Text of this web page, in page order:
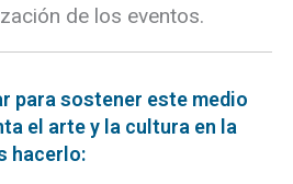
de los eventos.
para sostener este medio
el arte y la cultura en la
hacerlo: